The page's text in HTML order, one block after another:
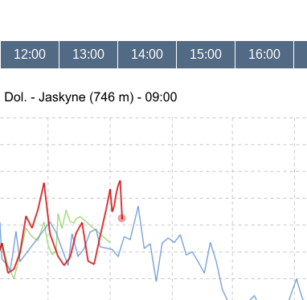
12:00 13:00 14:00 15:00 16:00